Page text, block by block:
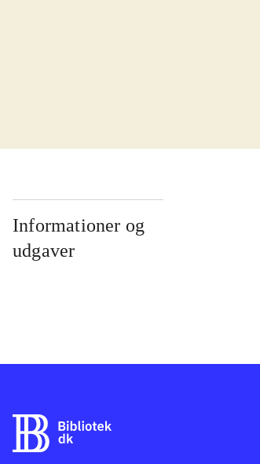
Informationer og
udgaver